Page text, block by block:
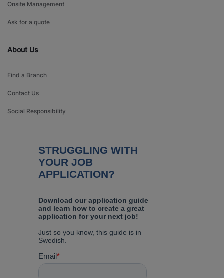
Onsite Management
Ask for a quote
About Us
Find a Branch
Contact Us
Social Responsibility